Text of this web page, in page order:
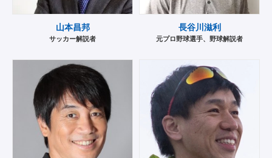
山本昌邦
サッカー解説者
長谷川滋利
元プロ野球選手、野球解説者